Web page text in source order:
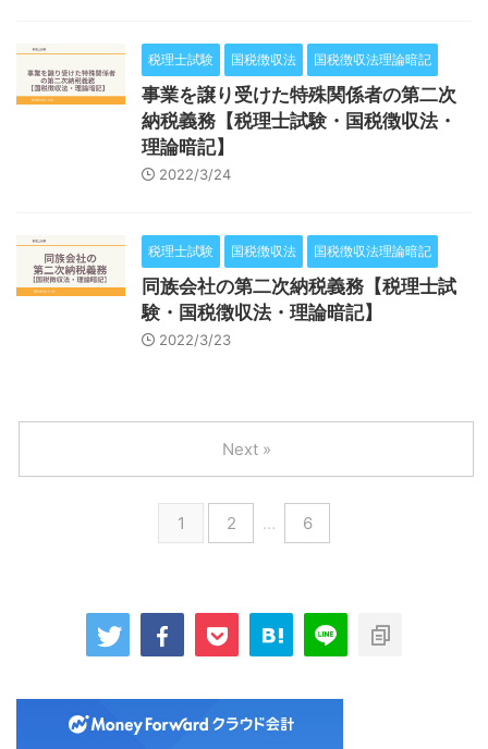
税理士試験 国税徴収法 国税徴収法理論暗記
事業を譲り受けた特殊関係者の第二次
納税義務【税理士試験・国税徴収法・
理論暗記】
2022/3/24
税理士試験 国税徴収法 国税徴収法理論暗記
同族会社の第二次納税義務【税理士試
験・国税徴収法・理論暗記】
2022/3/23
1 2 … 6
Next »